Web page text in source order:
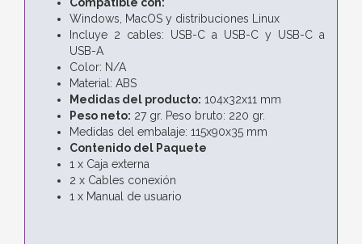
Windows, MacOS y distribuciones Linux
Incluye 2 cables: USB-C a USB-C y USB-C a
USB-A
Color: N/A
Material: ABS
Medidas del producto: 104x32x11 mm
Peso neto: 27 gr. Peso bruto: 220 gr.
Medidas del embalaje: 115x90x35 mm
Contenido del Paquete
1 x Caja externa
2 x Cables conexión
1 x Manual de usuario